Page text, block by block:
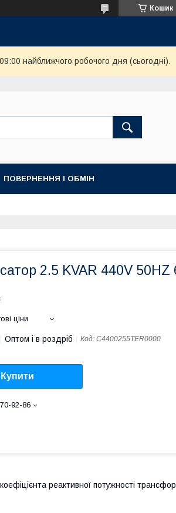
Кошик
найближчого робочого дня (сьогодні).
ПОВЕРНЕННЯ І ОБМІН
2.5 KVAR 440V 50HZ
ціни
Оптом і в роздріб Код: C4400255TER0000
Купити
92-86
реактивної потужності